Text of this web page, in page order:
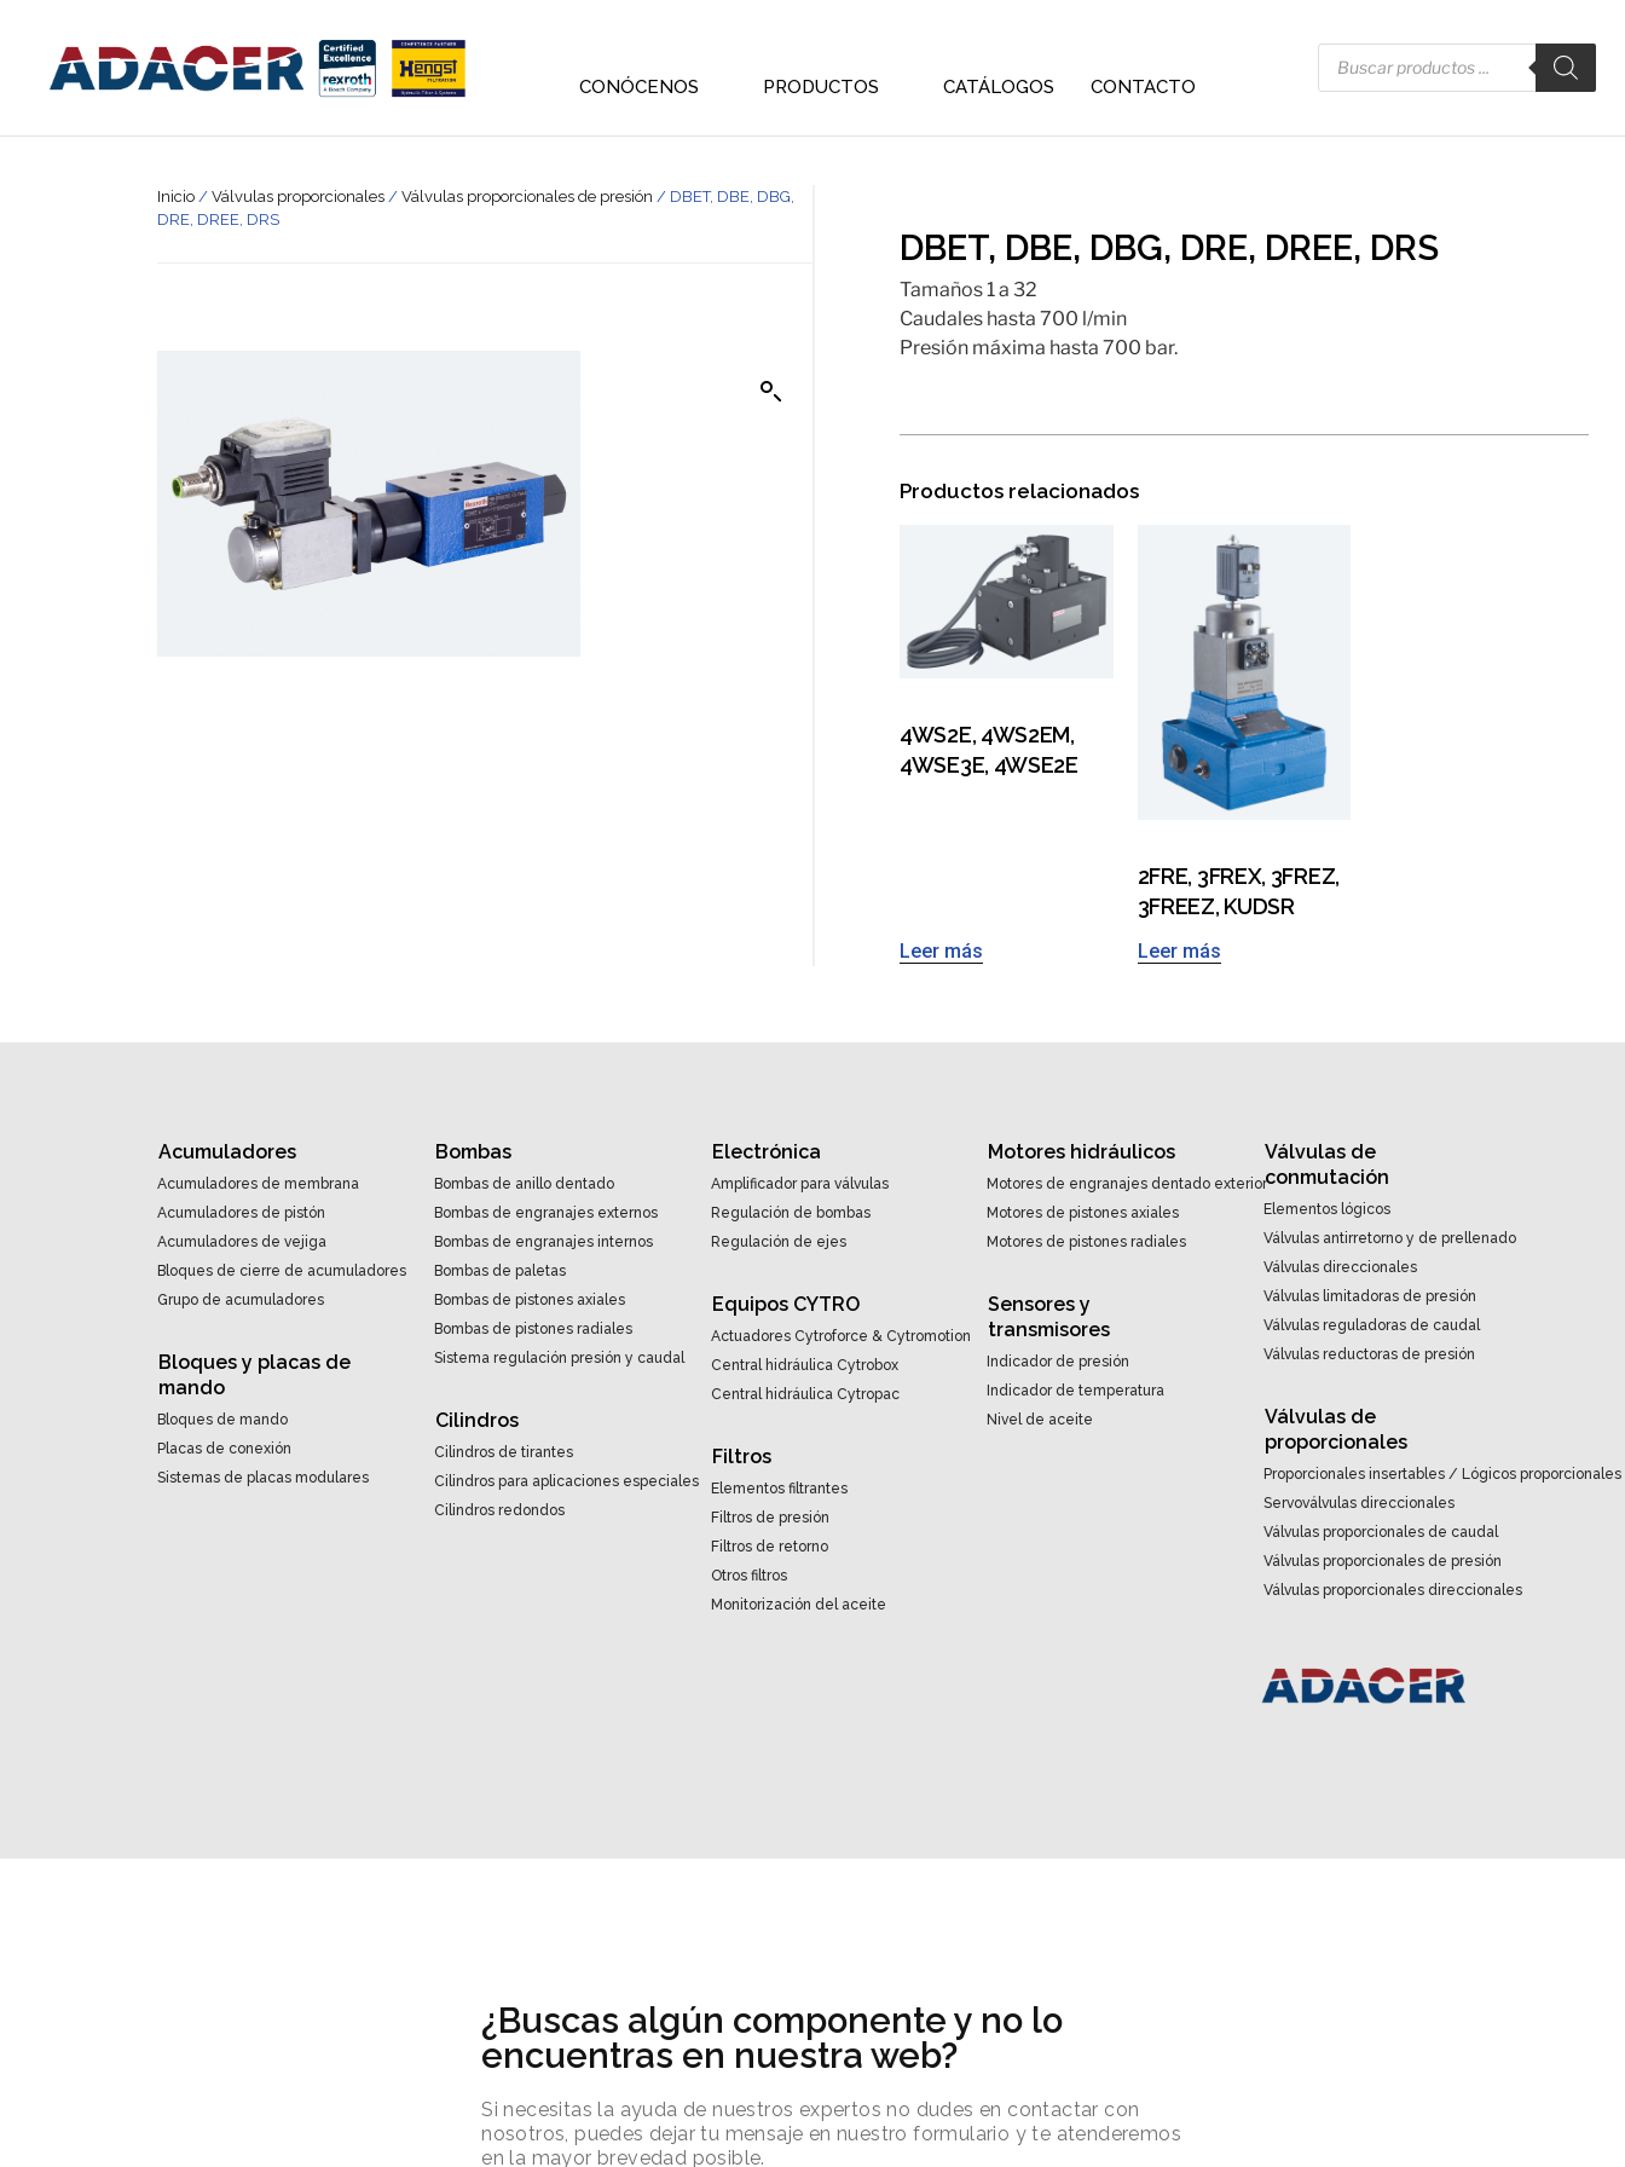
CONÓCENOS PRODUCTOS CATÁLOGOS CONTACTO
Inicio / Válvulas proporcionales / Válvulas proporcionales de presión / DBET, DBE, DBG,
DRE, DREE, DRS
DBET, DBE, DBG, DRE, DREE, DRS
Tamaños 1 a 32
Caudales hasta 700 l/min
Presión máxima hasta 700 bar.
Productos relacionados
4WS2E, 4WS2EM,
4WSE3E, 4WSE2E
Leer más
2FRE, 3FREX, 3FREZ,
3FREEZ, KUDSR
Leer más
Acumuladores
Acumuladores de membrana
Acumuladores de pistón
Acumuladores de vejiga
Bloques de cierre de acumuladores
Grupo de acumuladores
Bloques y placas de
mando
Bloques de mando
Placas de conexión
Sistemas de placas modulares
Bombas
Bombas de anillo dentado
Bombas de engranajes externos
Bombas de engranajes internos
Bombas de paletas
Bombas de pistones axiales
Bombas de pistones radiales
Sistema regulación presión y caudal
Cilindros
Cilindros de tirantes
Cilindros para aplicaciones especiales
Cilindros redondos
Electrónica
Amplificador para válvulas
Regulación de bombas
Regulación de ejes
Equipos CYTRO
Actuadores Cytroforce & Cytromotion
Central hidráulica Cytrobox
Central hidráulica Cytropac
Filtros
Elementos filtrantes
Filtros de presión
Filtros de retorno
Otros filtros
Monitorización del aceite
Motores hidráulicos
Motores de engranajes dentado exterior
Motores de pistones axiales
Motores de pistones radiales
Sensores y
transmisores
Indicador de presión
Indicador de temperatura
Nivel de aceite
Válvulas de
conmutación
Elementos lógicos
Válvulas antirretorno y de prellenado
Válvulas direccionales
Válvulas limitadoras de presión
Válvulas reguladoras de caudal
Válvulas reductoras de presión
Válvulas de
proporcionales
Proporcionales insertables / Lógicos proporcionales
Servoválvulas direccionales
Válvulas proporcionales de caudal
Válvulas proporcionales de presión
Válvulas proporcionales direccionales
¿Buscas algún componente y no lo
encuentras en nuestra web?
Si necesitas la ayuda de nuestros expertos no dudes en contactar con
nosotros, puedes dejar tu mensaje en nuestro formulario y te atenderemos
en la mayor brevedad posible.